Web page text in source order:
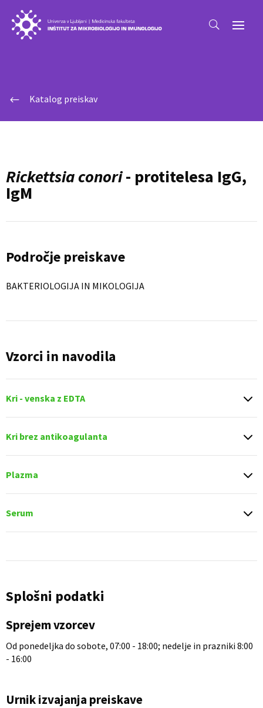
# Katalog preiskav
Rickettsia conori- protitelesa IgG,
IgM
Področje preiskave
BAKTERIOLOGIJA IN MIKOLOGIJA
Vzorci in navodila
Kri - venska z EDTA
Kri brez antikoagulanta
Plazma
Serum
Splošni podatki
Sprejem vzorcev
Od ponedeljka do sobote, 07:00 - 18:00; nedelje in prazniki 8:00
- 16:00
Urnik izvajanja preiskave